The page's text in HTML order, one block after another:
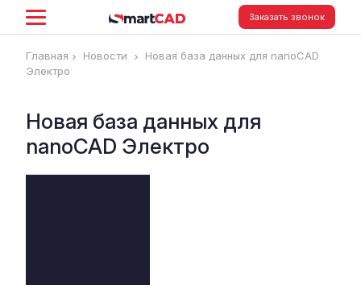
Заказать звонок
Главная Новости
Новая база данных для nanoCAD
Электро
Новая база данных для
nanoCAD Электро